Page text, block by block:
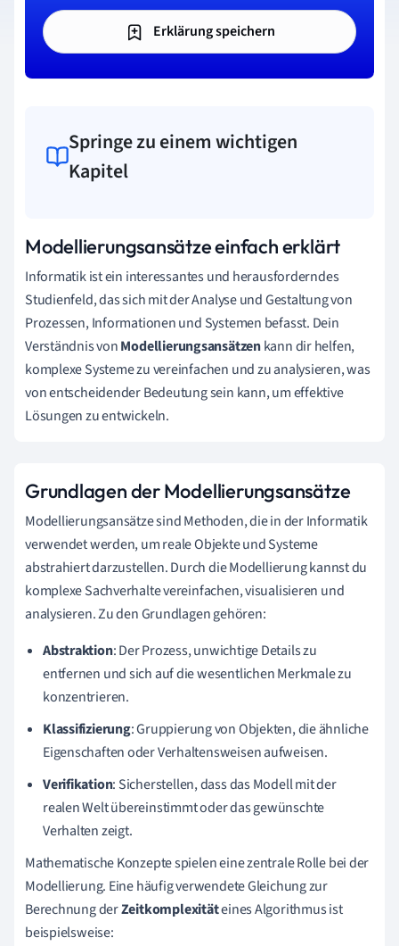
Erklärung speichern
Springe zu einem wichtigen
Kapitel
Modellierungsansätze einfach erklärt
Informatik ist ein interessantes und herausforderndes
Studienfeld, das sich mit der Analyse und Gestaltung von
Prozessen, Informationen und Systemen befasst. Dein
Verständnis vonModellierungsansätzenkann dir helfen,
komplexe Systeme zu vereinfachen und zu analysieren, was
von entscheidender Bedeutung sein kann, um effektive
Lösungen zu entwickeln.
Grundlagen der Modellierungsansätze
Modellierungsansätze sind Methoden, die in der Informatik
verwendet werden, um reale Objekte und Systeme
abstrahiert darzustellen. Durch die Modellierung kannst du
komplexe Sachverhalte vereinfachen, visualisieren und
analysieren. Zu den Grundlagen gehören:
Abstraktion: Der Prozess, unwichtige Details zu
entfernen und sich auf die wesentlichen Merkmale zu
konzentrieren.
Klassifizierung: Gruppierung von Objekten, die ähnliche
Eigenschaften oder Verhaltensweisen aufweisen.
Verifikation: Sicherstellen, dass das Modell mit der
realen Welt übereinstimmt oder das gewünschte
Verhalten zeigt.
Mathematische Konzepte spielen eine zentrale Rolle bei der
Modellierung. Eine häufig verwendete Gleichung zur
Berechnung derZeitkomplexitäteines Algorithmus ist
beispielsweise: